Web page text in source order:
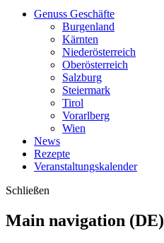
Genuss Geschäfte
Burgenland
Kärnten
Niederösterreich
Oberösterreich
Salzburg
Steiermark
Tirol
Vorarlberg
Wien
News
Rezepte
Veranstaltungskalender
Schließen
Main navigation (DE)